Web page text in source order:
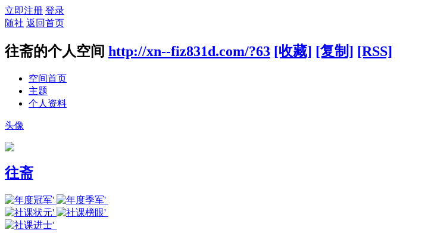
立即注册 登录
随社 返回首页
往斋的个人空间 http://xn--fiz831d.com/?63 [收藏] [复制] [RSS]
空间首页
主题
个人资料
头像
往斋